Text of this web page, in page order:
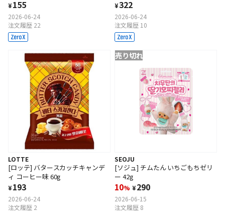
¥155
2026-06-24
注文履歴 22
¥322
2026-06-24
注文履歴 10
LOTTE
[ロッテ] バタースカッチキャンデ
ィ コーヒー味 60g
¥193
2026-06-24
注文履歴 2
売り切れ
SEOJU
[ソジュ] チムたん いちごもちゼリ
ー 42g
10% ¥290
2026-06-15
注文履歴 8